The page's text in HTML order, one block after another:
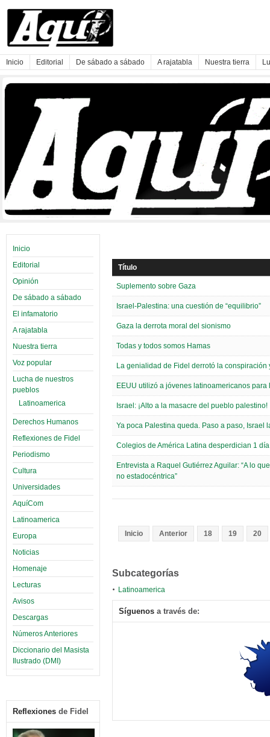
Inicio Editorial De sábado a sábado A rajatabla Nuestra tierra
Inicio
Editorial
Opinión
De sábado a sábado
El infamatorio
A rajatabla
Nuestra tierra
Voz popular
Lucha de nuestros
pueblos
Latinoamerica
Derechos Humanos
Reflexiones de Fidel
Periodismo
Cultura
Universidades
AquíCom
Latinoamerica
Europa
Noticias
Homenaje
Lecturas
Avisos
Descargas
Números Anteriores
Diccionario del Masista
Ilustrado (DMI)
Reflexiones de Fidel
Título
Suplemento sobre Gaza
Israel-Palestina: una cuestión de “equilibrio”
Gaza la derrota moral del sionismo
Todas y todos somos Hamas
La genialidad de Fidel derrotó la
EEUU utilizó a jóvenes latinoamericanos
Israel: ¡Alto a la masacre del pueblo palestino!
Ya poca Palestina queda. Paso a paso, Israel
Colegios de América Latina desperdician 1
Entrevista a Raquel Gutiérrez Aguilar: “A lo
no estadocéntrica”
Inicio Anterior 18 19 20
Subcategorías
Latinoamerica
Síguenos a través de: